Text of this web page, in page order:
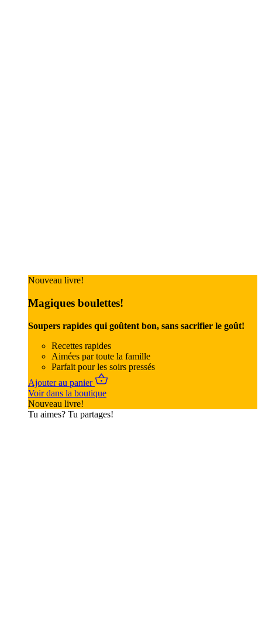
Nouveau livre!
Magiques boulettes!
Soupers rapides qui goûtent bon, sans sacrifier le goût!
Recettes rapides
Aimées par toute la famille
Parfait pour les soirs pressés
Ajouter au panier
Voir dans la boutique
Nouveau livre!
Tu aimes? Tu partages!